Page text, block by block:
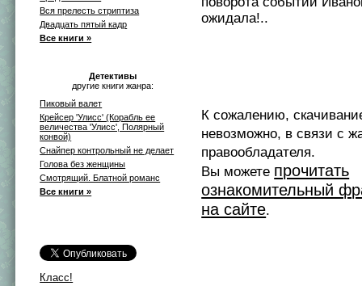
Вся прелесть стриптиза
Двадцать пятый кадр
Все книги »
Детективы
другие книги жанра:
Пиковый валет
Крейсер 'Улисс' (Корабль ее
величества 'Улисс', Полярный
конвой)
Снайпер контрольный не делает
Голова без женщины
Смотрящий. Блатной романс
Все книги »
Класс!
ожидала!..
К сожалению,
невозможно, в связи с
правообладателя.
Вы можете прочитать
ознакомительный
на сайте.